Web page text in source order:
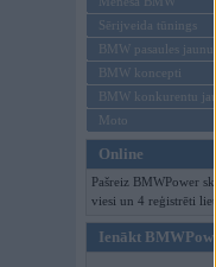
Sērijveida tūnings
BMW pasaules
BMW koncepti
BMW konkurentu
Moto
Online
Pašreiz BMWPower
viesi un 4 reģistrēti
Ienākt